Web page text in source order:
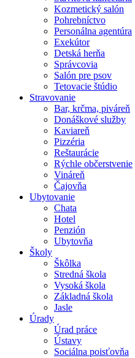
Kozmetický salón
Pohrebníctvo
Personálna agentúra
Exekútor
Detská herňa
Správcovia
Salón pre psov
Tetovacie štúdio
Stravovanie
Bar, krčma, piváreň
Donáškové služby
Kaviareň
Pizzéria
Reštaurácie
Rýchle občerstvenie
Vináreň
Čajovňa
Ubytovanie
Chata
Hotel
Penzión
Ubytovňa
Školy
Škôlka
Stredná škola
Vysoká škola
Základná škola
Jasle
Úrady
Úrad práce
Ústavy
Sociálna poisťovňa